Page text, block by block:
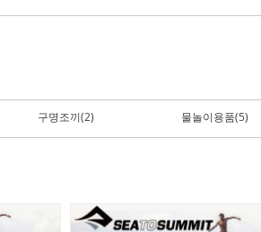
구명조끼(2) 물놀이용품(5)